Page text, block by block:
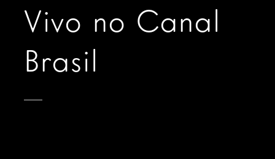
Vivo no Canal
Brasil